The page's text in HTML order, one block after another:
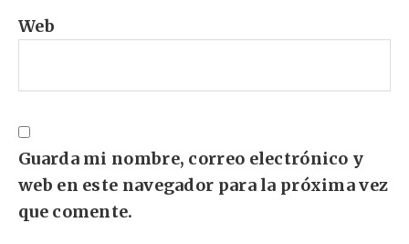
Web
Guarda mi nombre, correo electrónico y
web en este navegador para la próxima vez
que comente.